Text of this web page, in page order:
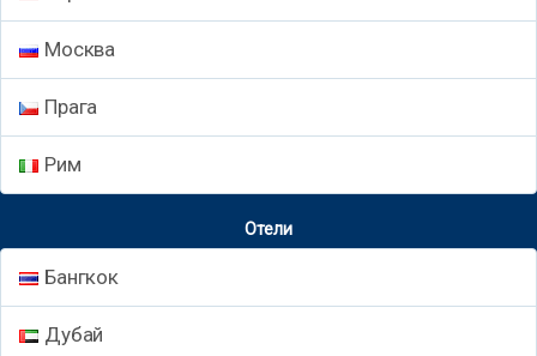
Москва
Прага
Рим
Отели
Бангкок
Дубай